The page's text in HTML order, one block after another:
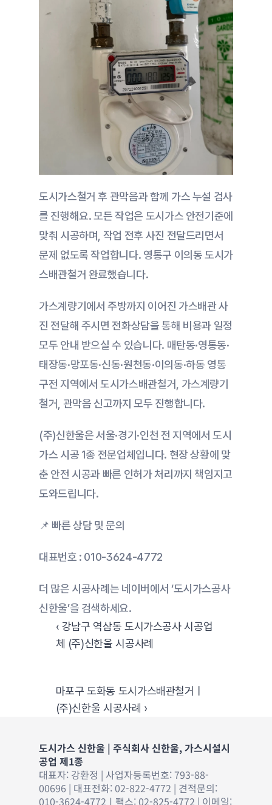
도시가스철거 후 관막음과 함께 가스 누설 검사
를 진행해요. 모든 작업은 도시가스 안전기준에
맞춰 시공하며, 작업 전후 사진 전달드리면서
문제 없도록 작업합니다. 영통구 이의동 도시가
스배관철거 완료했습니다.
가스계량기에서 주방까지 이어진 가스배관 사
진 전달해 주시면 전화상담을 통해 비용과 일정
모두 안내 받으실 수 있습니다. 매탄동·영통동·
태장동·망포동·신동·원천동·이의동·하동 영통
구전 지역에서 도시가스배관철거, 가스계량기
철거, 관막음 신고까지 모두 진행합니다.
(주)신한울은 서울·경기·인천 전 지역에서 도시
가스 시공 1종 전문업체입니다. 현장 상황에 맞
춘 안전 시공과 빠른 인허가 처리까지 책임지고
도와드립니다.
📌 빠른 상담 및 문의
대표번호 : 010-3624-4772
더 많은 시공사례는 네이버에서 ‘도시가스공사
신한울’을 검색하세요.
‹ 강남구 역삼동 도시가스공사 시공업
체 (주)신한울 시공사례
마포구 도화동 도시가스배관철거ㅣ
(주)신한울 시공사례 ›
도시가스 신한울 | 주식회사 신한울, 가스시설시
공업 제1종
대표자: 강환정 | 사업자등록번호: 793-88-
00696 | 대표전화: 02-822-4772 | 견적문의: